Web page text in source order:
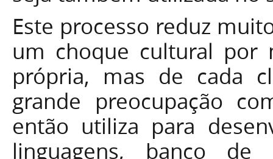
Este processo reduz
um choque cultural por
própria, mas de cada
grande preocupação
então utiliza para
linguagens, banco